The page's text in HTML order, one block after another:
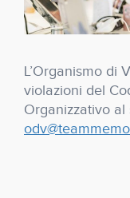
L’Organismo di
violazioni del
Organizzativo